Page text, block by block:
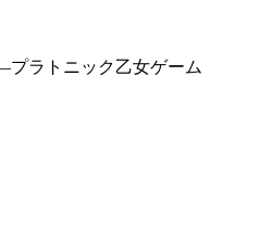
ラトニック乙女ゲーム